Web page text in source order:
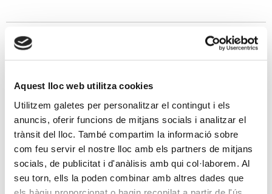
Aquest lloc web utilitza cookies
Utilitzem galetes per personalitzar el contingut i els
anuncis, oferir funcions de mitjans socials i analitzar el
trànsit del lloc. També compartim la informació sobre
com feu servir el nostre lloc amb els partners de mitjans
socials, de publicitat i d'anàlisis amb qui col·laborem. Al
seu torn, ells la poden combinar amb altres dades que
Gran acollida de la sessió informativa sobre
successions i herències a La Sedeta
05 Febrero 2025
Acuerdo de colaboración con el Col·legi
d’Administradors de Finques de Girona.